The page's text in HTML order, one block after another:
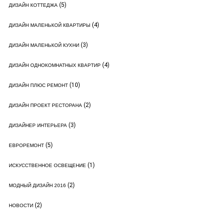
ДИЗАЙН КОТТЕДЖА(5)
ДИЗАЙН МАЛЕНЬКОЙ КВАРТИРЫ (4)
ДИЗАЙН МАЛЕНЬКОЙ КУХНИ(3)
ДИЗАЙН ОДНОКОМНАТНЫХ КВАРТИР(4)
ДИЗАЙН ПЛЮС РЕМОНТ(10)
ДИЗАЙН ПРОЕКТ РЕСТОРАНА(2)
ДИЗАЙНЕР ИНТЕРЬЕРА(3)
ЕВРОРЕМОНТ(5)
ИСКУССТВЕННОЕ ОСВЕЩЕНИЕ(1)
МОДНЫЙ ДИЗАЙН 2016 (2)
НОВОСТИ(2)